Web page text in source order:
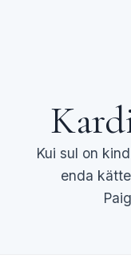
Kui sul on
enda